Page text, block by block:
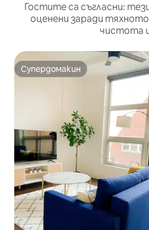
Гостите са съгласни:
оценени заради
чистота
Супердомакин
Супердомакин